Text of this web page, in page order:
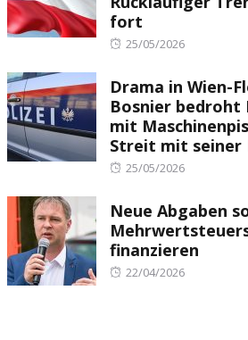
fort
Posted
25/05/2026
Drama in Wien-
Bosnier bedroht
mit
Streit mit
Posted
25/05/2026
Neue Abgaben
finanzieren
Posted
22/04/2026